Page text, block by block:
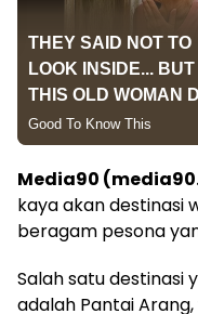
Media90
kaya akan destinasi
beragam pesona
Salah satu
adalah Pantai